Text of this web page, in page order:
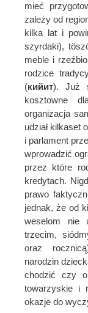
mieć
zależy od
kilka lat i
szyrdaki),
meble i
rodzice
(кийит). Już
kosztowne
organizacja
udział kilkaset
i parlament
wprowadzić
przez które
kredytach.
prawo
jednak, że od
weselom nie
trzecim,
oraz
narodzin
chodzić czy
towarzyskie i
okazje do